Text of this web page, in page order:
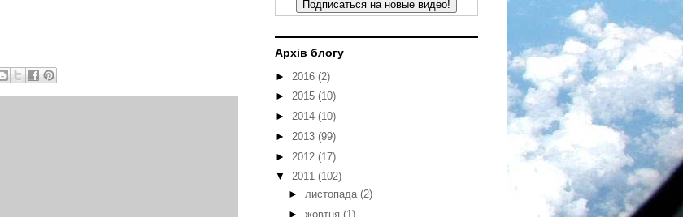
Архів блогу
► 2016 (2)
► 2015 (10)
► 2014 (10)
► 2013 (99)
► 2012 (17)
▼ 2011 (102)
► листопада (2)
► жовтня (1)